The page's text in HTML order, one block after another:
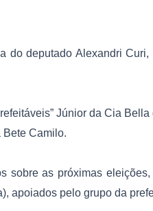
do deputado Alexandri
Júnior da Cia
Bete Camilo.
sobre as próximas
apoiados pelo grupo da